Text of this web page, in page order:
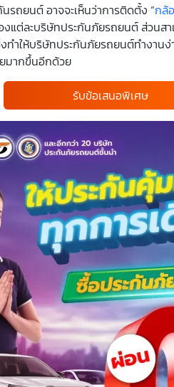
นรถยนต์ อาจจะเห็นว่าการติดตั้ง “กล้
แต่ละบริษัทประกันภัยรถยนต์ ส่วนส
ทำให้บริษัทประกันภัยรถยนต์ทำงา
มากขึ้นอีกด้วย
รับข้อเสนอพิเศษ